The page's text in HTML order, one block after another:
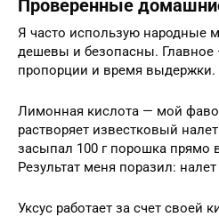
Проверенные
Я часто использую народные
дешевы и безопасны. Главное
пропорции и время выдержки.
Лимонная кислота — мой
растворяет известковый
засыпал 100 г порошка прямо
Результат меня поразил:
Уксус работает за счет своей